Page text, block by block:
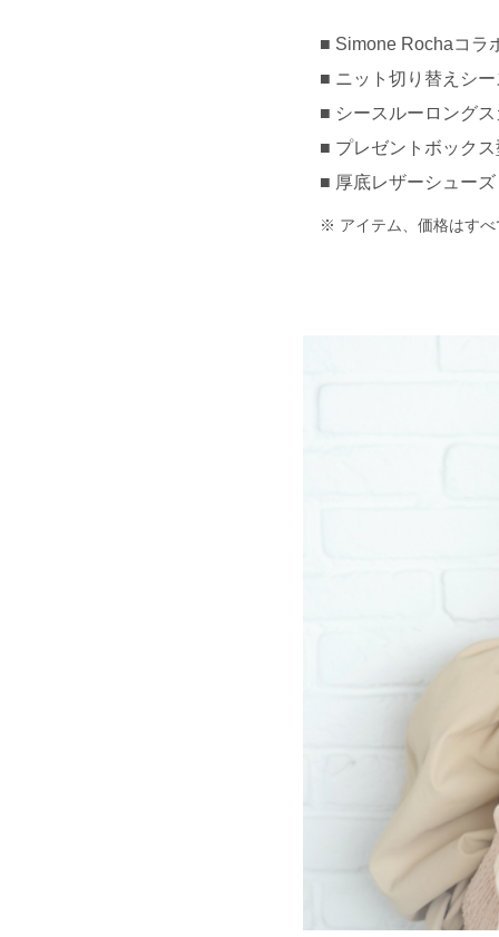
Simone Rochaコラ
ニット切り替えシ
シースルーロング
プレゼントボック
厚底レザーシュー
アイテム、価格はす